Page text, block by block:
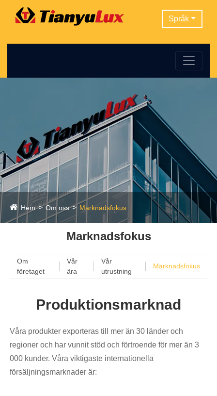
Språk
Hem Om oss Marknadsfokus
Marknadsfokus
Om
företaget
Vår
ära
Vår
utrustning
Marknadsfokus
Produktionsmarknad
Våra produkter exporteras till mer än 30 länder och
regioner och har vunnit stöd och förtroende för mer än 3
000 kunder. Våra viktigaste internationella
försäljningsmarknader är: